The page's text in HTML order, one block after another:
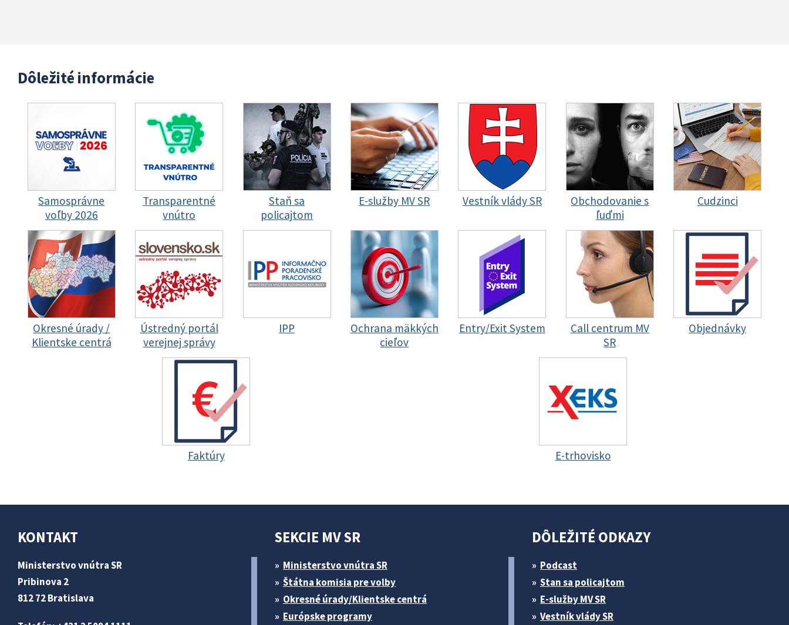
Dôležité informácie
Samosprávne
voľby 2026
Transparentné
vnútro
Staň sa
policajtom
E-služby MV SR Vestník vlády SR
Obchodovanie s
ľuďmi
Cudzinci
Okresné úrady /
Klientske centrá
Ústredný portál
verejnej správy
IPP
Ochrana mäkkých
cieľov
Entry/Exit System
Call centrum MV
SR
Objednávky
Faktúry E-trhovisko
KONTAKT
Ministerstvo vnútra SR
Pribinova 2
812 72 Bratislava
SEKCIE MV SR
Ministerstvo vnútra SR
Štátna komisia pre volby
Okresné úrady/Klientske centrá
Európske programy
DÔLEŽITÉ ODKAZY
Podcast
Stan sa policajtom
E-služby MV SR
Vestník vlády SR